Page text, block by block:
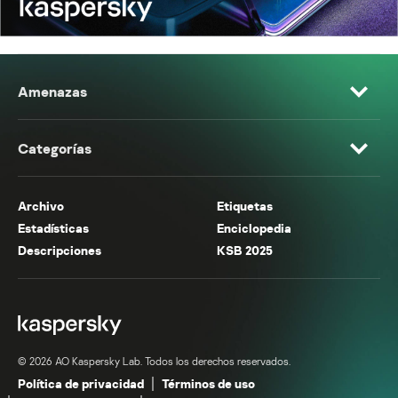
Amenazas
Categorías
Archivo
Etiquetas
Estadísticas
Enciclopedia
Descripciones
KSB 2025
© 2026 AO Kaspersky Lab. Todos los derechos reservados.
Política de privacidad
Términos de uso